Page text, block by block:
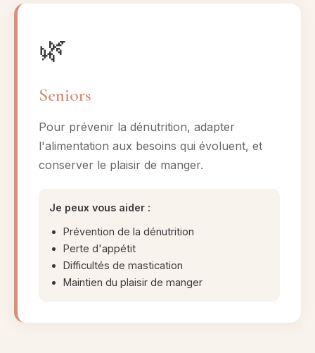
🌿
Seniors
Pour prévenir la dénutrition, adapter
l'alimentation aux besoins qui évoluent, et
conserver le plaisir de manger.
Je peux vous aider :
Prévention de la dénutrition
Perte d'appétit
Difficultés de mastication
Maintien du plaisir de manger